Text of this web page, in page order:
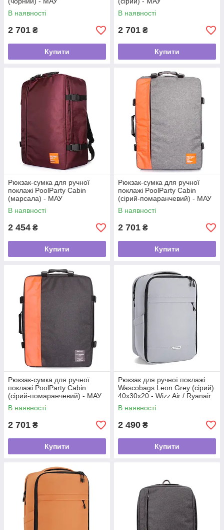
В наявності
2 701 ₴
Купити
В наявності
2 701 ₴
Купити
Рюкзак-сумка для ручної
поклажі PoolParty Cabin
(марсала) - МАУ
В наявності
2 454 ₴
Купити
Рюкзак-сумка для ручної
поклажі PoolParty Cabin
(сірий-помаранчевий) - МАУ
В наявності
2 701 ₴
Купити
Рюкзак-сумка для ручної
поклажі PoolParty Cabin
(сірий-помаранчевий) - МАУ
В наявності
2 701 ₴
Купити
Рюкзак для ручної поклажі
Wascobags Leon Grey (сірий)
40x30x20 - Wizz Air / Ryanair
В наявності
2 490 ₴
Купити